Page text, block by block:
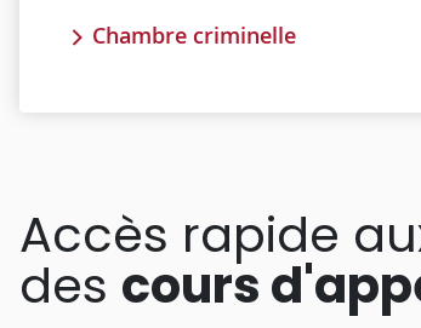
Chambre criminelle
Accès rapide
des cours